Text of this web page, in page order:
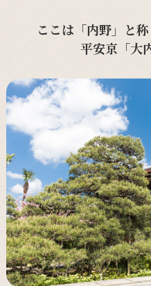
ここは「内野」と
平安京「大